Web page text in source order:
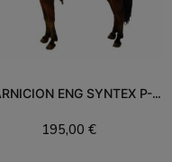
GUARNICION ENG SYNTEX P-SH-MINISH CAVALLIERE
195,00 €
Añadir al carrito